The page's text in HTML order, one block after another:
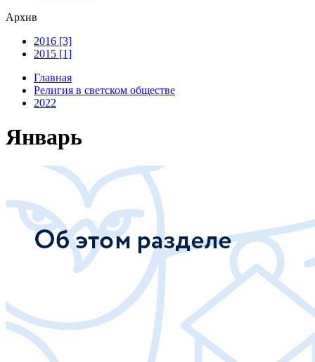
Архив
2016 [3]
2015 [1]
Главная
Религия в светском обществе
2022
Январь